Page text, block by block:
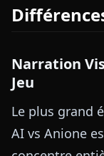
Narration
Jeu
Le plus grand
AI vs Anione